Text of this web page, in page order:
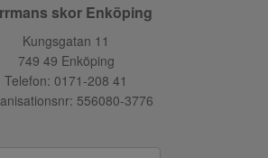
skor Enköping
Kungsgatan 11
749 49 Enköping
Telefon: 0171-208 41
556080-3776